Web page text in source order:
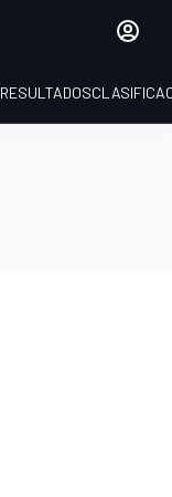
RESULTADOS